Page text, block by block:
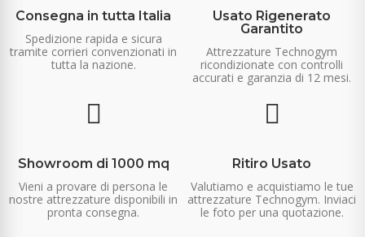
Consegna in tutta Italia
Spedizione rapida e sicura
tramite corrieri convenzionati in
tutta la nazione.
Usato Rigenerato
Garantito
Attrezzature Technogym
ricondizionate con controlli
accurati e garanzia di 12 mesi.
Showroom di 1000 mq
Vieni a provare di persona le
nostre attrezzature disponibili in
pronta consegna.
Ritiro Usato
Valutiamo e acquistiamo le tue
attrezzature Technogym. Inviaci
le foto per una quotazione.